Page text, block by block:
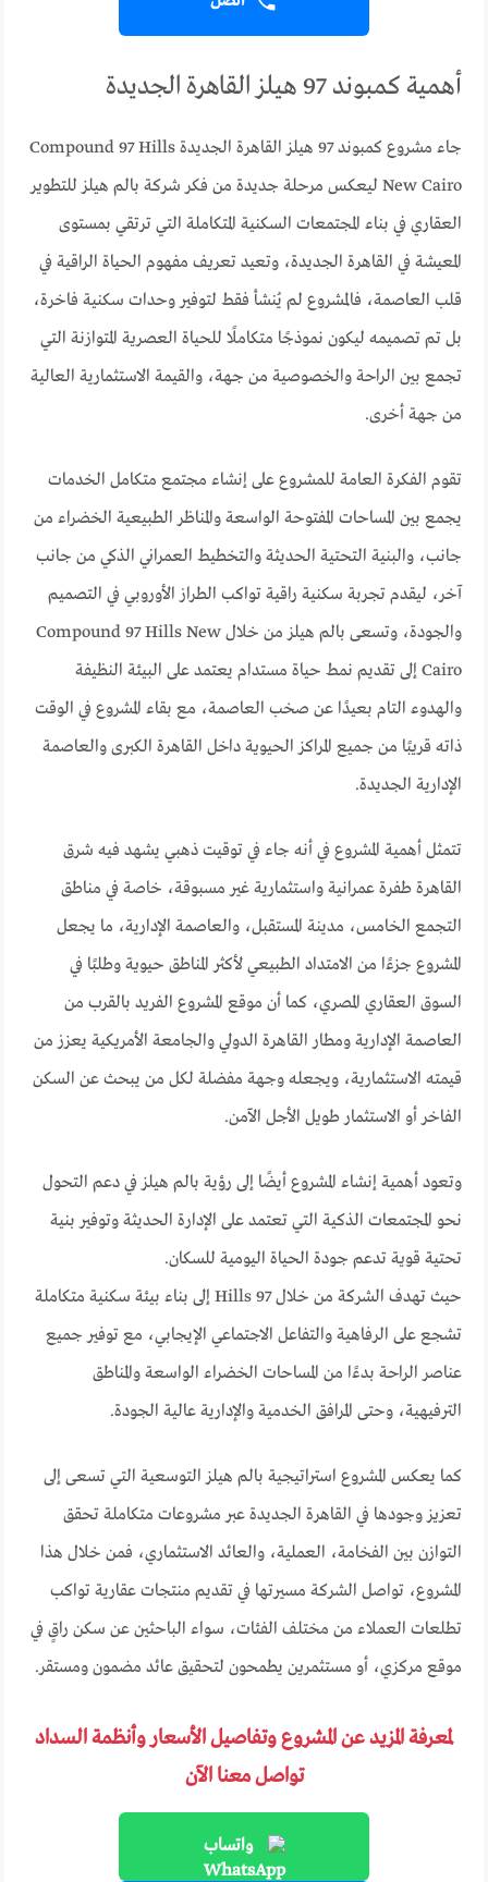
أهمية كمبوند 97 هيلز القاهرة الجديدة
جاء مشروع كمبوند 97 هيلز القاهرة الجديدة Compound 97 Hills
New Cairo ليعكس مرحلة جديدة من فكر شركة بالم هيلز للتطوير
العقاري في بناء المجتمعات السكنية المتكاملة التي ترتقي بمستوى
المعيشة في القاهرة الجديدة، وتعيد تعريف مفهوم الحياة الراقية في
قلب العاصمة، فالمشروع لم يُنشأ فقط لتوفير وحدات سكنية فاخرة،
بل تم تصميمه ليكون نموذجًا متكاملًا للحياة العصرية المتوازنة التي
تجمع بين الراحة والخصوصية من جهة، والقيمة الاستثمارية العالية
من جهة أخرى.
تقوم الفكرة العامة للمشروع على إنشاء مجتمع متكامل الخدمات
يجمع بين المساحات المفتوحة الواسعة والمناظر الطبيعية الخضراء من
جانب، والبنية التحتية الحديثة والتخطيط العمراني الذكي من جانب
آخر، ليقدم تجربة سكنية راقية تواكب الطراز الأوروبي في التصميم
والجودة، وتسعى بالم هيلز من خلال Compound 97 Hills New
Cairo إلى تقديم نمط حياة مستدام يعتمد على البيئة النظيفة
والهدوء التام بعيدًا عن صخب العاصمة، مع بقاء المشروع في الوقت
ذاته قريبًا من جميع المراكز الحيوية داخل القاهرة الكبرى والعاصمة
الإدارية الجديدة.
تتمثل أهمية المشروع في أنه جاء في توقيت ذهبي يشهد فيه شرق
القاهرة طفرة عمرانية واستثمارية غير مسبوقة، خاصة في مناطق
التجمع الخامس، مدينة المستقبل، والعاصمة الإدارية، ما يجعل
المشروع جزءًا من الامتداد الطبيعي لأكثر المناطق حيوية وطلبًا في
السوق العقاري المصري، كما أن موقع المشروع الفريد بالقرب من
العاصمة الإدارية ومطار القاهرة الدولي والجامعة الأمريكية يعزز من
قيمته الاستثمارية، ويجعله وجهة مفضلة لكل من يبحث عن السكن
الفاخر أو الاستثمار طويل الأجل الآمن.
وتعود أهمية إنشاء المشروع أيضًا إلى رؤية بالم هيلز في دعم التحول
نحو المجتمعات الذكية التي تعتمد على الإدارة الحديثة وتوفير بنية
تحتية قوية تدعم جودة الحياة اليومية للسكان.
حيث تهدف الشركة من خلال 97 Hills إلى بناء بيئة سكنية متكاملة
تشجع على الرفاهية والتفاعل الاجتماعي الإيجابي، مع توفير جميع
عناصر الراحة بدءًا من المساحات الخضراء الواسعة والمناطق
الترفيهية، وحتى المرافق الخدمية والإدارية عالية الجودة.
كما يعكس المشروع استراتيجية بالم هيلز التوسعية التي تسعى إلى
تعزيز وجودها في القاهرة الجديدة عبر مشروعات متكاملة تحقق
التوازن بين الفخامة، العملية، والعائد الاستثماري، فمن خلال هذا
المشروع، تواصل الشركة مسيرتها في تقديم منتجات عقارية تواكب
تطلعات العملاء من مختلف الفئات، سواء الباحثين عن سكن راقٍ في
موقع مركزي، أو مستثمرين يطمحون لتحقيق عائد مضمون ومستقر.
لمعرفة المزيد عن المشروع وتفاصيل الأسعار وأنظمة السداد
تواصل معنا الآن
واتساب